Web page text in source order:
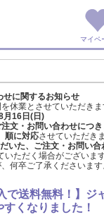
マイペ
せに関するお知らせ
休業とさせていただきま
月16日(日)
文・お問い合わせにつき
順に対応させていただきま
いた、ご注文・ お問い合
いただく場合がございます
何卒ご了承くださいま
で送料無料！】ジ
くなりました！